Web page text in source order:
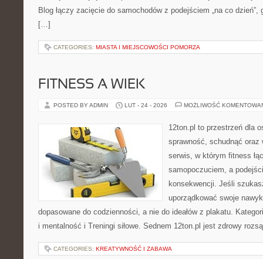
Blog łączy zacięcie do samochodów z podejściem „na co
[…]
CATEGORIES: MIASTA I MIEJSCOWOŚCI POMORZA
FITNESS A WIEK
POSTED BY ADMIN LUT - 24 - 2026 MOŻLIWOŚĆ
12ton.pl to przestrzeń dla
sprawność, schudnąć oraz
serwis, w którym fitness
samopoczuciem, a
konsekwencji. Jeśli
uporządkować swoje
dopasowane do codzienności, a nie do ideałów z plakatu.
i mentalność i Treningi siłowe. Sednem 12ton.pl jest zdrowy
CATEGORIES: KREATYWNOŚĆ I ZABAWA